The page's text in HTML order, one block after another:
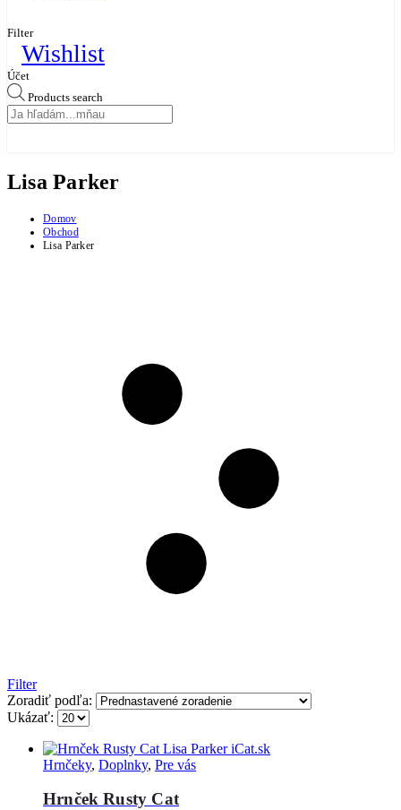
Filter
Wishlist
Účet
Products search
Lisa Parker
Domov
Obchod
Lisa Parker
Filter
Zoradiť podľa:
Ukázať:
Hrnčeky, Doplnky, Pre vás
Hrnček Rusty Cat